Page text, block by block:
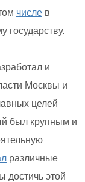
числе в
государству.
и
Москвы и
целей
был крупным и
различные
достичь этой